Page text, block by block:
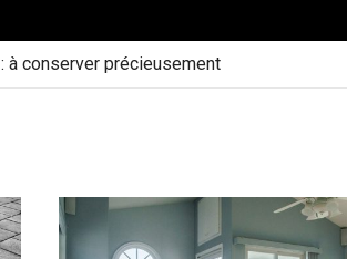
à conserver précieusement